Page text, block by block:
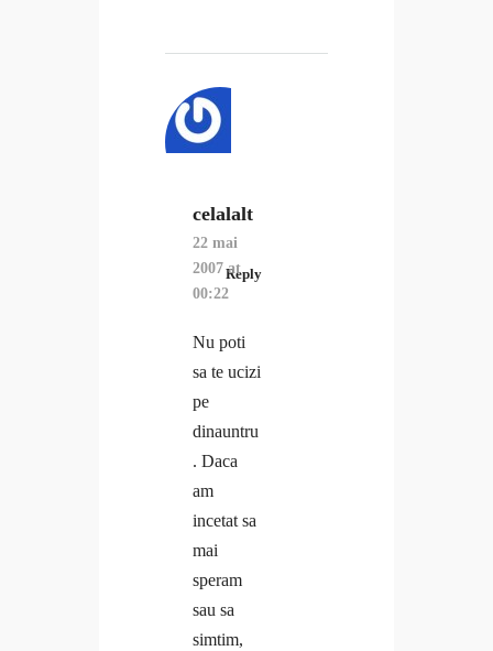
celalalt
22 mai
2007 at
00:22
Reply
Nu poti
sa te ucizi
pe
dinauntru
. Daca
am
incetat sa
mai
speram
sau sa
simtim,